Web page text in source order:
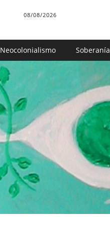
08/08/2026
Neocolonialismo Soberanía